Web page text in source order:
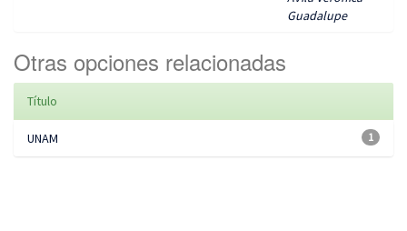
Guadalupe
Otras opciones relacionadas
Título
1
UNAM